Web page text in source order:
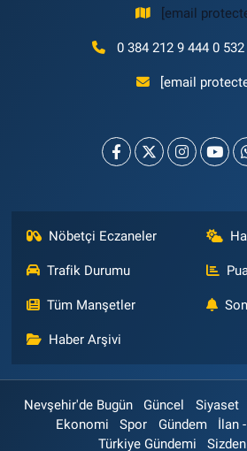
[email
0 384 212 9 444 0
[email
Nöbetçi Eczaneler
Trafik Durumu
Tüm Manşetler
Haber Arşivi
Nevşehir'de Bugün Güncel Siyaset
Ekonomi
Spor Gündem
İlan
Türkiye Gündemi